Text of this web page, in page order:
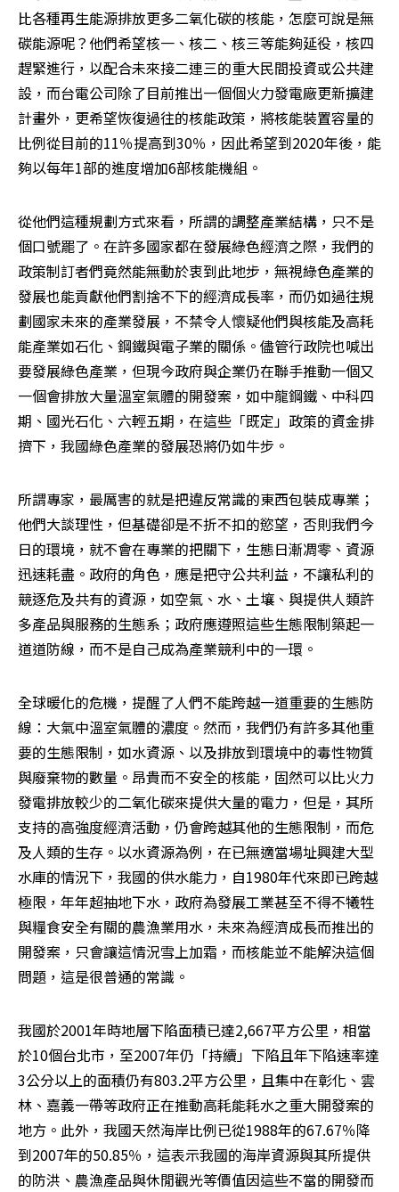
比各種再生能源排放更多二氧化碳的核能，怎麼可說是無
碳能源呢？他們希望核一、核二、核三等能夠延役，核四
趕緊進行，以配合未來接二連三的重大民間投資或公共建
設，而台電公司除了目前推出一個個火力發電廠更新擴建
計畫外，更希望恢復過往的核能政策，將核能裝置容量的
比例從目前的11％提高到30％，因此希望到2020年後，能
夠以每年1部的進度增加6部核能機組。
從他們這種規劃方式來看，所謂的調整產業結構，只不是
個口號罷了。在許多國家都在發展綠色經濟之際，我們的
政策制訂者們竟然能無動於衷到此地步，無視綠色產業的
發展也能貢獻他們割捨不下的經濟成長率，而仍如過往規
劃國家未來的產業發展，不禁令人懷疑他們與核能及高耗
能產業如石化、鋼鐵與電子業的關係。儘管行政院也喊出
要發展綠色產業，但現今政府與企業仍在聯手推動一個又
一個會排放大量溫室氣體的開發案，如中龍鋼鐵、中科四
期、國光石化、六輕五期，在這些「既定」政策的資金排
擠下，我國綠色產業的發展恐將仍如牛步。
所謂專家，最厲害的就是把違反常識的東西包裝成專業；
他們大談理性，但基礎卻是不折不扣的慾望，否則我們今
日的環境，就不會在專業的把關下，生態日漸凋零、資源
迅速耗盡。政府的角色，應是把守公共利益，不讓私利的
競逐危及共有的資源，如空氣、水、土壤、與提供人類許
多產品與服務的生態系；政府應遵照這些生態限制築起一
道道防線，而不是自己成為產業競利中的一環。
全球暖化的危機，提醒了人們不能跨越一道重要的生態防
線：大氣中溫室氣體的濃度。然而，我們仍有許多其他重
要的生態限制，如水資源、以及排放到環境中的毒性物質
與廢棄物的數量。昂貴而不安全的核能，固然可以比火力
發電排放較少的二氧化碳來提供大量的電力，但是，其所
支持的高強度經濟活動，仍會跨越其他的生態限制，而危
及人類的生存。以水資源為例，在已無適當場址興建大型
水庫的情況下，我國的供水能力，自1980年代來即已跨越
極限，年年超抽地下水，政府為發展工業甚至不得不犧牲
與糧食安全有關的農漁業用水，未來為經濟成長而推出的
開發案，只會讓這情況雪上加霜，而核能並不能解決這個
問題，這是很普通的常識。
我國於2001年時地層下陷面積已達2,667平方公里，相當
於10個台北市，至2007年仍「持續」下陷且年下陷速率達
3公分以上的面積仍有803.2平方公里，且集中在彰化、雲
林、嘉義一帶等政府正在推動高耗能耗水之重大開發案的
地方。此外，我國天然海岸比例已從1988年的67.67％降
到2007年的50.85％，這表示我國的海岸資源與其所提供
的防洪、農漁產品與休閒觀光等價值因這些不當的開發而